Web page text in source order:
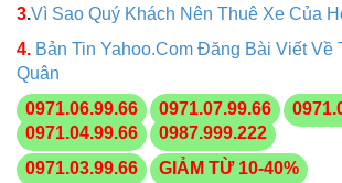
3.Vì Sao Quý Khách Nên Thuê Xe Của
4. Bản Tin Yahoo.Com Đăng Bài Viết Về
Quân
0971.06.99.66
0971.07.99.66
0971.04.99.66
0987.999.222
0971.03.99.66
GIẢM TỪ 10-40%